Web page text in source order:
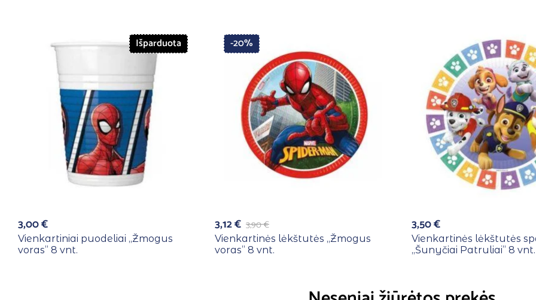
Išparduota
3,00€
Vienkartiniai puodeliai ,,Žmogus
voras” 8 vnt.
-20%
3,90€
3,12€
Vienkartinės lėkštutės ,,Žmogus
voras” 8 vnt.
3,50€
Vienkartinės lėkštutės
,,Šunyčiai Patruliai” 8 vnt.